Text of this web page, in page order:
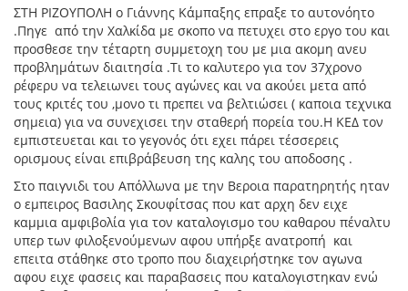
ΣΤΗ ΡΙΖΟΥΠΟΛΗ ο Γιάννης Κάμπαξης επραξε το αυτονόητο
.Πηγε από την Χαλκίδα με σκοπο να πετυχει στο εργο του και
προσθεσε την τέταρτη συμμετοχη του με μια ακομη ανευ
προβλημάτων διαιτησία .Τι το καλυτερο για τον 37χρονο
ρέφερυ να τελειωνει τους αγώνες και να ακούει μετα από
τους κριτές του ,μονο τι πρεπει να βελτιώσει ( καποια τεχνικα
σημεια) για να συνεχισει την σταθερή πορεία του.Η ΚΕΔ τον
εμπιστευεται και το γεγονός ότι εχει πάρει τέσσερεις
ορισμους είναι επιβράβευση της καλης του αποδοσης .
Στο παιγνιδι του Απόλλωνα με την Βεροια παρατηρητής ηταν
ο εμπειρος Βασιλης Σκουφίτσας που κατ αρχη δεν ειχε
καμμια αμφιβολία για τον καταλογισμο του καθαρου πέναλτυ
υπερ των φιλοξενούμενων αφου υπήρξε ανατροπή και
επειτα στάθηκε στο τροπο που διαχειρήστηκε τον αγωνα
αφου ειχε φασεις και παραβασεις που καταλογιστηκαν ενώ